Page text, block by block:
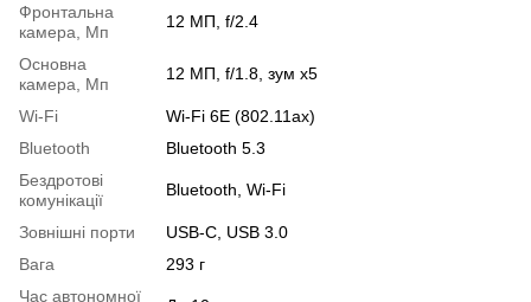
Фронтальна
камера, Мп
12 МП, f/2.4
Основна
камера, Мп
12 МП, f/1.8, зум x5
Wi-Fi
Wi‑Fi 6E (802.11ax)
Bluetooth
Bluetooth 5.3
Бездротові
комунікації
Bluetooth, Wi-Fi
Зовнішні порти
USB-C, USB 3.0
Вага
293 г
Час автономної